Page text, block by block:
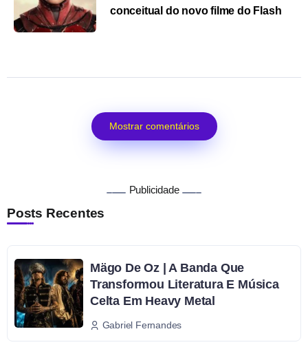
conceitual do novo filme do Flash
Mostrar comentários
Publicidade
Posts Recentes
Mägo De Oz | A Banda Que
Transformou Literatura E Música
Celta Em Heavy Metal
Gabriel Fernandes